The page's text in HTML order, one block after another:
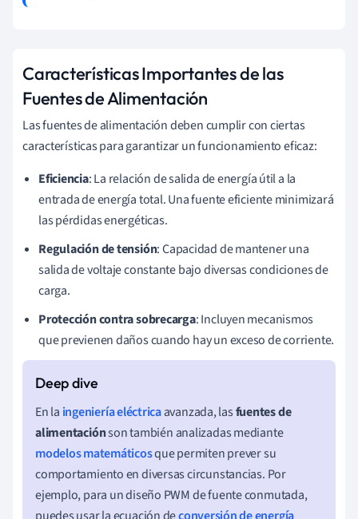
Características Importantes de las
Fuentes de Alimentación
Las fuentes de alimentación deben cumplir con ciertas
características para garantizar un funcionamiento eficaz:
Eficiencia: La relación de salida de energía útil a la
entrada de energía total. Una fuente eficiente minimizará
las pérdidas energéticas.
Regulación de tensión: Capacidad de mantener una
salida de voltaje constante bajo diversas condiciones de
carga.
Protección contra sobrecarga: Incluyen mecanismos
que previenen daños cuando hay un exceso de corriente.
En la ingeniería eléctricaavanzada, lasfuentes de
alimentaciónson también analizadas mediante
modelos matemáticosque permiten prever su
comportamiento en diversas circunstancias. Por
ejemplo, para un diseño PWM de fuente conmutada,
puedes usar la ecuación deconversión de energía